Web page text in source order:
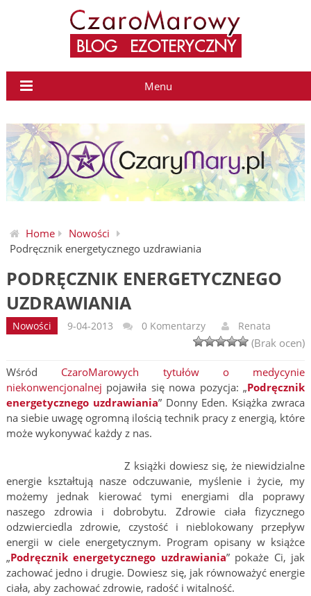
Menu
Home
Nowości
Podręcznik energetycznego uzdrawiania
PODRĘCZNIK ENERGETYCZNEGO
UZDRAWIANIA
Nowości 9-04-2013 0 Komentarzy Renata
(Brak ocen)
Wśród CzaroMarowych tytułów o medycynie
niekonwencjonalnej pojawiła się nowa pozycja: „Podręcznik
energetycznego uzdrawiania” Donny Eden. Książka zwraca
na siebie uwagę ogromną ilością technik pracy z energią, które
może wykonywać każdy z nas.
Z książki dowiesz się, że niewidzialne
energie kształtują nasze odczuwanie, myślenie i życie, my
możemy jednak kierować tymi energiami dla poprawy
naszego zdrowia i dobrobytu. Zdrowie ciała fizycznego
odzwierciedla zdrowie, czystość i nieblokowany przepływ
energii w ciele energetycznym. Program opisany w książce
„Podręcznik energetycznego uzdrawiania” pokaże Ci, jak
zachować jedno i drugie. Dowiesz się, jak równoważyć energie
ciała, aby zachować zdrowie, radość i witalność.